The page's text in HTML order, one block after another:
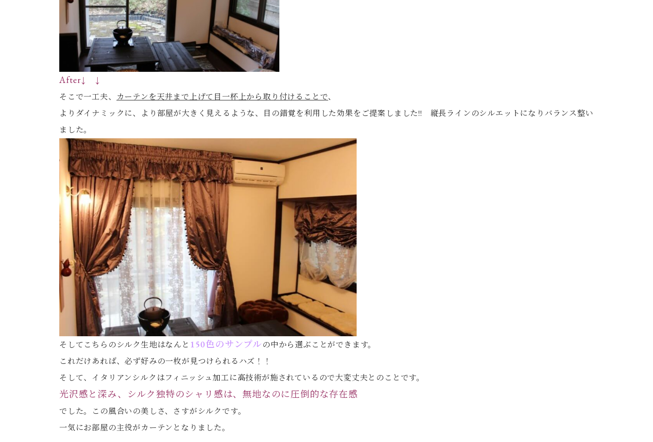
After↓ ↓
そこで一工夫、 カーテンを天井まで上げて目一杯上から取り付けることで、
よりダイナミックに、より部屋が大きく見えるような、目の錯覚を利用した効果をご提案しました!! 縦長ラインのシルエットになりバランス整い
ました。
そしてこちらのシルク生地はなんと 150色のサンプルの中から選ぶことができます。
これだけあれば、必ず好みの一枚が見つけられるハズ！！
そして、イタリアンシルクはフィニッシュ加工に高技術が施されているので大変丈夫とのことです。
光沢感と深み、シルク独特のシャリ感は、無地なのに圧倒的な存在感
でした。この風合いの美しさ、さすがシルクです。
一気にお部屋の主役がカーテンとなりました。